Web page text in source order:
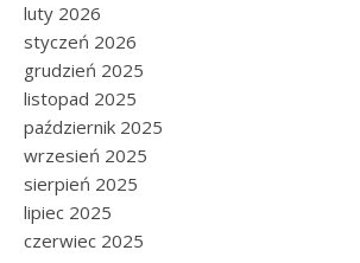
luty 2026
styczeń 2026
grudzień 2025
listopad 2025
październik 2025
wrzesień 2025
sierpień 2025
lipiec 2025
czerwiec 2025